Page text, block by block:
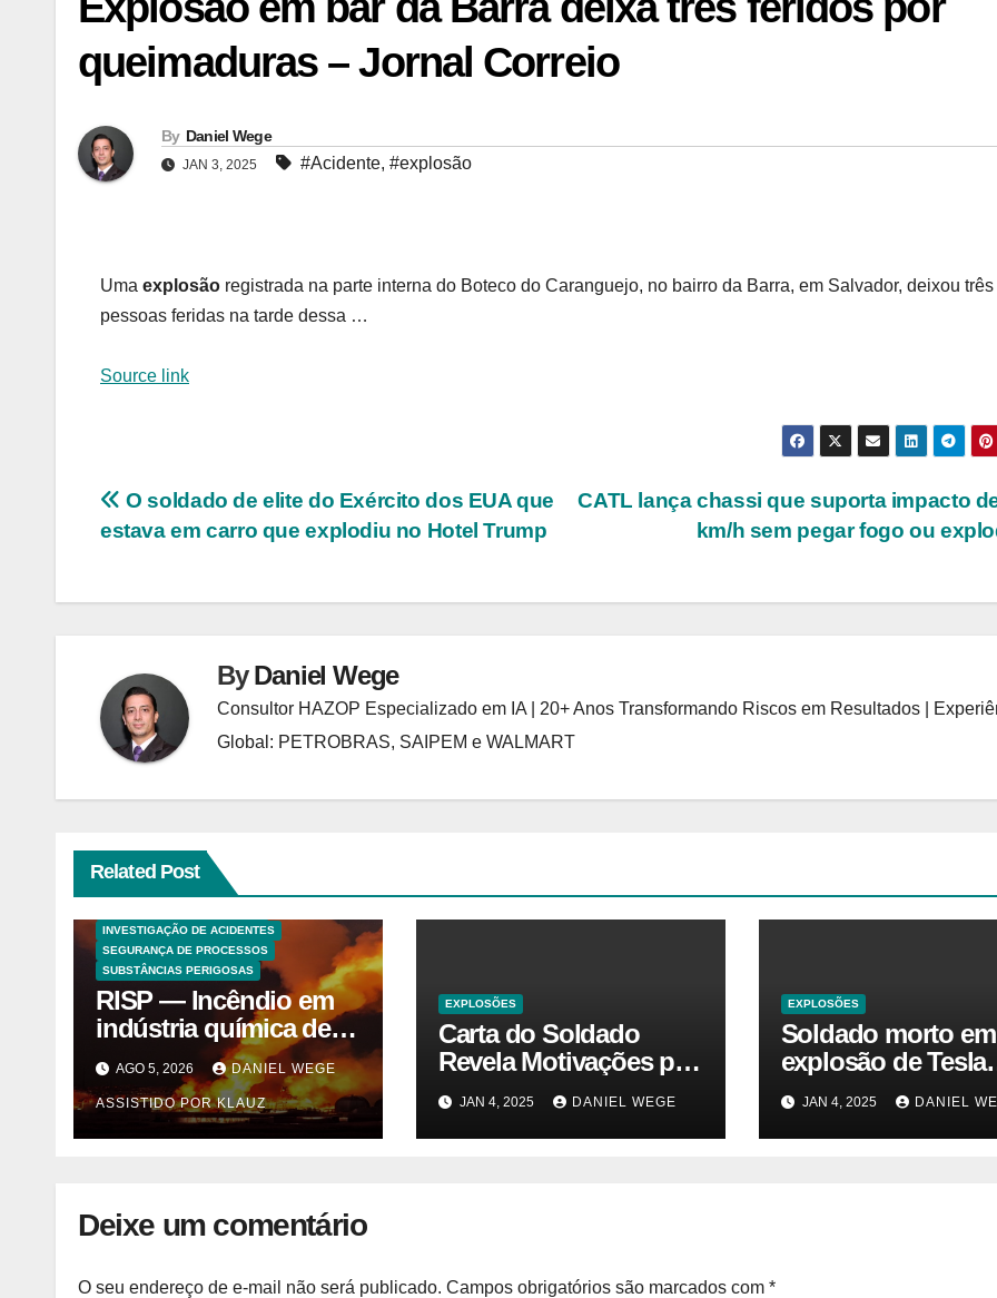
queimaduras – Jornal Correio
By Daniel Wege
JAN 3, 2025 #Acidente, #explosão
Uma explosão registrada na parte interna do Boteco do Caranguejo, no bairro da Barra, em Salvador, deixou três
pessoas feridas na tarde dessa …
Source link
Navegação
Post
CATL lança chassi que suporta impacto
km/h sem pegar fogo ou
O soldado de elite do Exército dos EUA que
estava em carro que explodiu no Hotel Trump
ByDaniel Wege
Consultor HAZOP Especializado em IA | 20+ Anos Transformando Riscos em Resultados |
Global: PETROBRAS, SAIPEM e WALMART
Related Post
EXPLOSÕES
INVESTIGAÇÃO DE ACIDENTES
SEGURANÇA DE PROCESSOS
SUBSTÂNCIAS PERIGOSAS
RISP — Incêndio em
indústria química de
solventes em
Itaquaquecetuba/SP
(UNIQUIMA/Quema)
AGO 5, 2026 DANIEL WEGE
ASSISTIDO POR KLAUZ
EXPLOSÕES
Carta do Soldado
Revela Motivações por
Trás da Explosão do
Cybertruck em Las
Vegas – Gazeta Brasil
JAN 4, 2025 DANIEL WEGE
EXPLOSÕES
Soldado morto em
explosão de Tesla
sofria de estresse
traumático e temia
‘colapso’ dos EUA
JAN 4, 2025 DANIEL
Deixe um comentário
O seu endereço de e-mail não será publicado. Campos obrigatórios são marcados com *